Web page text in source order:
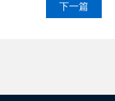
下一篇